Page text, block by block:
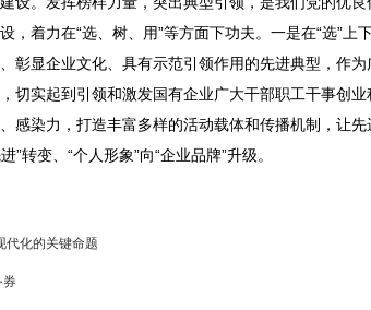
，着力在“选、树、用”等方面下功夫。一是在“选”上
彰显企业文化、具有示范引领作用的先进典型，作
切实起到引领和激发国有企业广大干部职工干事创
感染力，打造丰富多样的活动载体和传播机制，让
”转变、“个人形象”向“企业品牌”升级。
代化的关键命题
券